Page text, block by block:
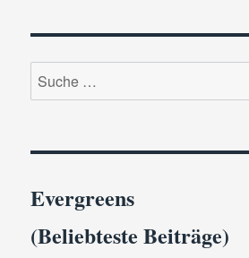
Suche
nach:
Evergreens
(Beliebteste Beiträge)